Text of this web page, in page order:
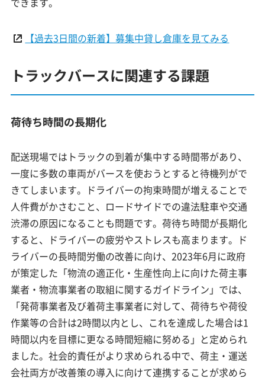
【過去3日間の新着】募集中貸し倉庫を見てみる
トラックバースに関連する課題
荷待ち時間の長期化
配送現場ではトラックの到着が集中する時間帯があり、
一度に多数の車両がバースを使おうとすると待機列がで
きてしまいます。ドライバーの拘束時間が増えることで
人件費がかさむこと、ロードサイドでの違法駐車や交通
渋滞の原因になることも問題です。荷待ち時間が長期化
すると、ドライバーの疲労やストレスも高まります。ド
ライバーの長時間労働の改善に向け、2023年6月に政府
が策定した「物流の適正化・生産性向上に向けた荷主事
業者・物流事業者の取組に関するガイドライン」では、
「発荷事業者及び着荷主事業者に対して、荷待ちや荷役
作業等の合計は2時間以内とし、これを達成した場合は1
時間以内を目標に更なる時間短縮に努める」と定められ
ました。社会的責任がより求められる中で、荷主・運送
会社両方が改善策の導入に向けて連携することが求めら